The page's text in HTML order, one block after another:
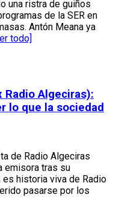
una ristra de guiños
de la SER en
Antón Meana ya
todo]
Radio Algeciras):
lo que la sociedad
de Radio Algeciras
emisora tras su
es historia viva de Radio
pasarse por los